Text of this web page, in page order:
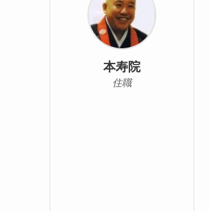
本寿院
住職